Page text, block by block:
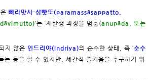
빠라맛사-삽빳또(paramassāsappatto,
’는 ‘재탄생 과정을 멈춤(anupāda, 또는
지 않은 인드리야(indriya)의 순수한 상태, 즉 ‘순수
는 등을 할 수 있지만, 세간적 즐거움을 추구하기 위